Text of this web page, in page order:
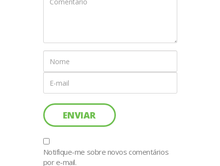
Notifique-me sobre novos comentários
por e-mail.